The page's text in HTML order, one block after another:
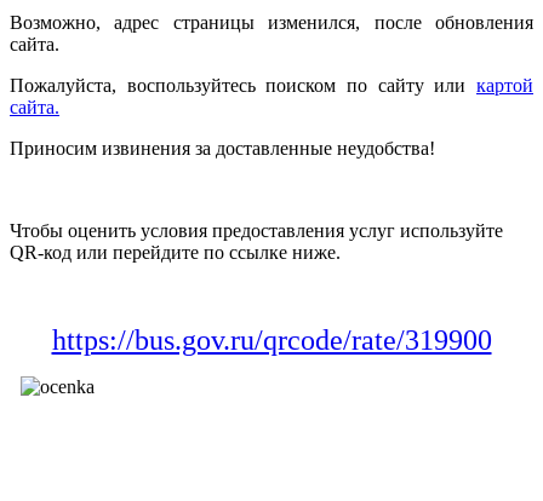
Возможно, адрес страницы изменился, после обновления
сайта.
Пожалуйста, воспользуйтесь поиском по сайту или картой
сайта.
Приносим извинения за доставленные неудобства!
Чтобы оценить условия предоставления услуг используйте
QR-код или перейдите по ссылке ниже.
https://bus.gov.ru/qrcode/rate/319900